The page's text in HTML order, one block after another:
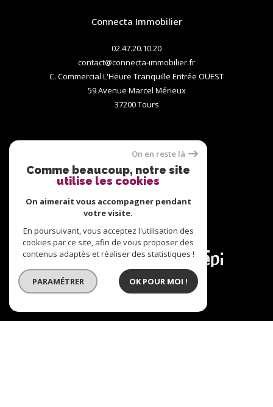
Connecta Immobilier
02.47.20.10.20
contact@connecta-immobilier.fr
C. Commercial L'Heure Tranquille Entrée OUEST
59 Avenue Marcel Mérieux
37200 tours
Adhérents
On en reste là
Comme beaucoup, notre site
utilise les cookies
On aimerait vous accompagner pendant
votre visite.
En poursuivant, vous acceptez l'utilisation des
cookies par ce site, afin de vous proposer des
contenus adaptés et réaliser des statistiques !
PARAMÉTRER OK POUR MOI !